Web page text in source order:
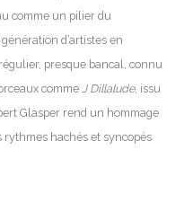
comme un pilier du
d’artistes en
presque bancal, connu
comme J Dillalude, issu
Glasper rend un hommage
hachés et syncopés